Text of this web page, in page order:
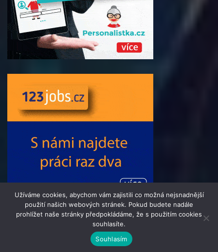
© 2016 - 2024 Informacni-Tydenik.cz | člen skupiny 123jobs
Media | Všechna práva vyhrazena | Theme by
Užíváme cookies, abychom vám zajistili co možná nejsnadnější
použití našich webových stránek. Pokud budete nadále
prohlížet naše stránky předpokládáme, že s použitím cookies
souhlasíte.
Souhlasím